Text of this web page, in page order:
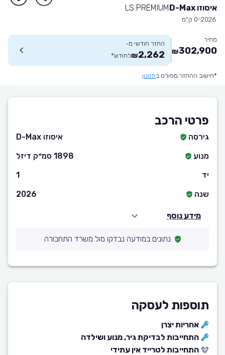
איסוזו D-Max LS PREMIUM
2026 0 ק״מ
מחיר
302,900
₪
החזר חודשי מ-
2,262
₪לחודש*
*חישוב ההחזר מפורט בתקנון
פרטי הרכב
גירסה
איסוזו D-Max
מנוע
1898 סמ״ק דיזל
יד
1
שנה
2026
מידע נוסף
נתונים במודעה נבדקו מול משרד התחבורה
תוספות לעסקה
אחריות יצרן
התחייבות לבדיקת גיר, מנוע ושילדה
התחייבות לטרייד אין עתידי